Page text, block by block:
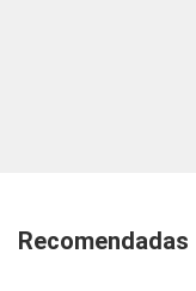
Recomendadas